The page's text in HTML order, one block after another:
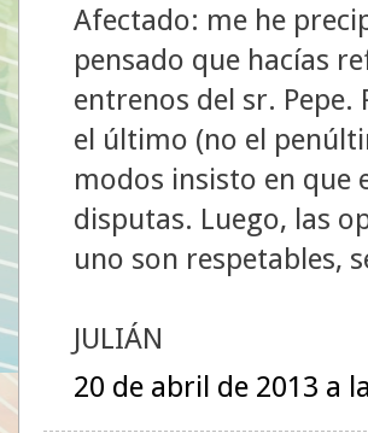
Afectado: me he
pensado que hacías
entrenos del sr. Pepe.
el último (no el
modos insisto en que
disputas. Luego, las
uno son respetables,
JULIÁN
20 de abril de 2013 a